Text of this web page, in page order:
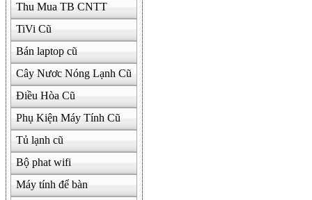
Thu Mua TB CNTT
TiVi Cũ
Bán laptop cũ
Cây Nươc Nóng Lạnh Cũ
Điều Hòa Cũ
Phụ Kiện Máy Tính Cũ
Tủ lạnh cũ
Bộ phat wifi
Máy tính để bàn